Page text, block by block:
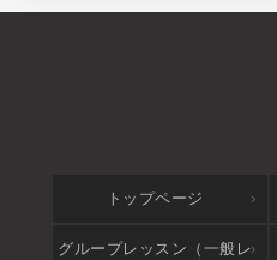
トップページ
グループレッスン（一般レ